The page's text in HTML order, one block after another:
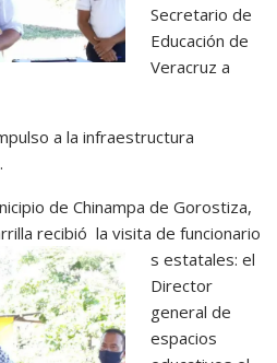
Secretario de
Educación de
Veracruz a
a la infraestructura
de Chinampa de Gorostiza,
recibió la visita de funcionario
s estatales: el
Director
general de
espacios